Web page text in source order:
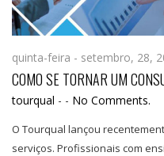
quinta-feira - setembro, 28,
COMO SE TORNAR UM
tourqual - - No Comments.
O Tourqual lançou
serviços. Profissionais com